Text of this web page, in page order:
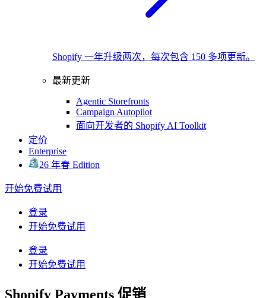
Shopify 一年升级两次，每次包含 150 多项更新。
最新更新
Agentic Storefronts
Campaign Autopilot
面向开发者的 Shopify AI Toolkit
定价
Enterprise
26 年春 Edition
开始免费试用
登录
开始免费试用
登录
开始免费试用
Shopify Payments 促销